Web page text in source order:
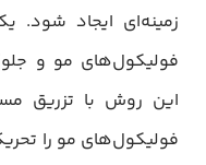
زمینه‌ای ایجاد شود.
فولیکول‌های مو و
این روش با تزریق
فولیکول‌های مو را